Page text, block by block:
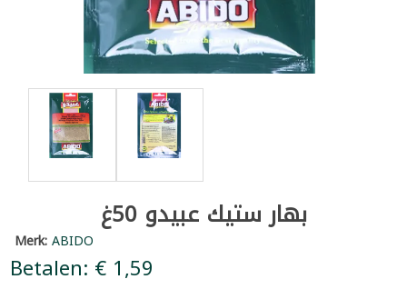
بهار ستيك عبيدو 50غ
Merk:ABIDO
Betalen: € 1,59